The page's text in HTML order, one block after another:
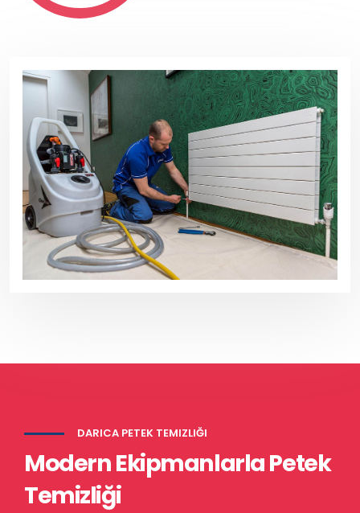
DARICA PETEK TEMIZLIĞI
Modern Ekipmanlarla Petek
Temizliği